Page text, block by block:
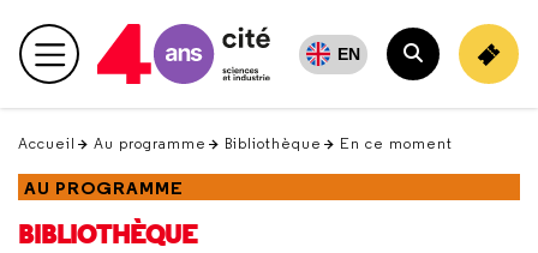
en
haut Menu principal EN
Rechercher
Accueil Au programme Bibliothèque En ce moment
AU PROGRAMME
BIBLIOTHÈQUE